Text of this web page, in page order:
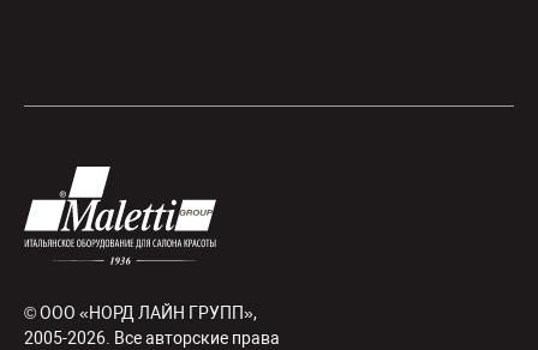
© ООО «НОРД ЛАЙН ГРУПП»,
2005-2026. Все авторские права